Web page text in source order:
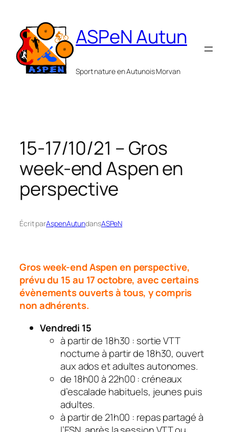
contenu
ASPeN Autun
Sport nature en Autunois Morvan
15-17/10/21 – Gros
week-end Aspen en
perspective
Écrit parAspenAutundansASPeN
Gros week-end Aspen en perspective,
prévu du 15 au 17 octobre, avec certains
évènements ouverts à tous, y compris
non adhérents.
Vendredi 15
à partir de 18h30 : sortie VTT
nocturne à partir de 18h30, ouvert
aux ados et adultes autonomes.
de 18h00 à 22h00 : créneaux
d’escalade habituels, jeunes puis
adultes.
à partir de 21h00 : repas partagé à